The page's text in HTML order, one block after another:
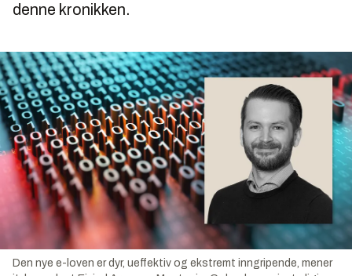
denne kronikken.
Den nye e-loven er dyr, ueffektiv og ekstremt inngripende, mener